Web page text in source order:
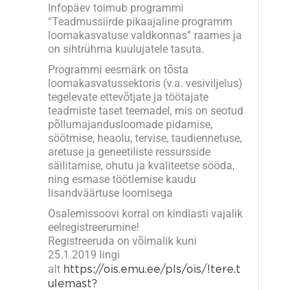
Infopäev toimub programmi
“Teadmussiirde pikaajaline programm
loomakasvatuse valdkonnas” raames ja
on sihtrühma kuulujatele tasuta.
Programmi eesmärk on tõsta
loomakasvatussektoris (v.a. vesiviljelus)
tegelevate ettevõtjate ja töötajate
teadmiste taset teemadel, mis on seotud
põllumajandusloomade pidamise,
söötmise, heaolu, tervise, taudiennetuse,
aretuse ja geneetiliste ressursside
säilitamise, ohutu ja kvaliteetse sööda,
ning esmase töötlemise kaudu
lisandväärtuse loomisega
Osalemissoovi korral on kindlasti vajalik
eelregistreerumine!
Registreeruda on võimalik kuni
25.1.2019 lingi
alt https://ois.emu.ee/pls/ois/!tere.t
ulemast?